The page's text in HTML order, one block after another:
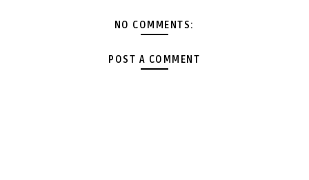
NO COMMENTS:
POST A COMMENT